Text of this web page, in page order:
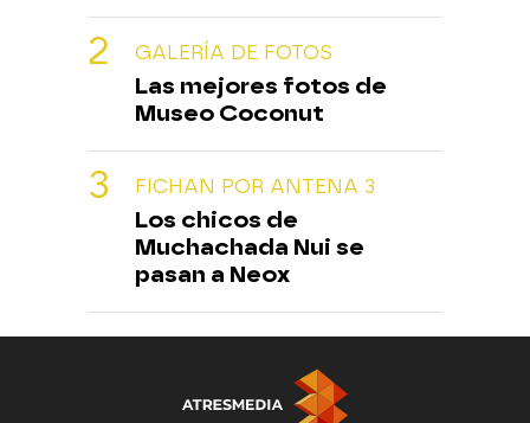
GALERÍA DE FOTOS
Las mejores fotos de
Museo Coconut
FICHAN POR ANTENA 3
Los chicos de
Muchachada Nui se
pasan a Neox